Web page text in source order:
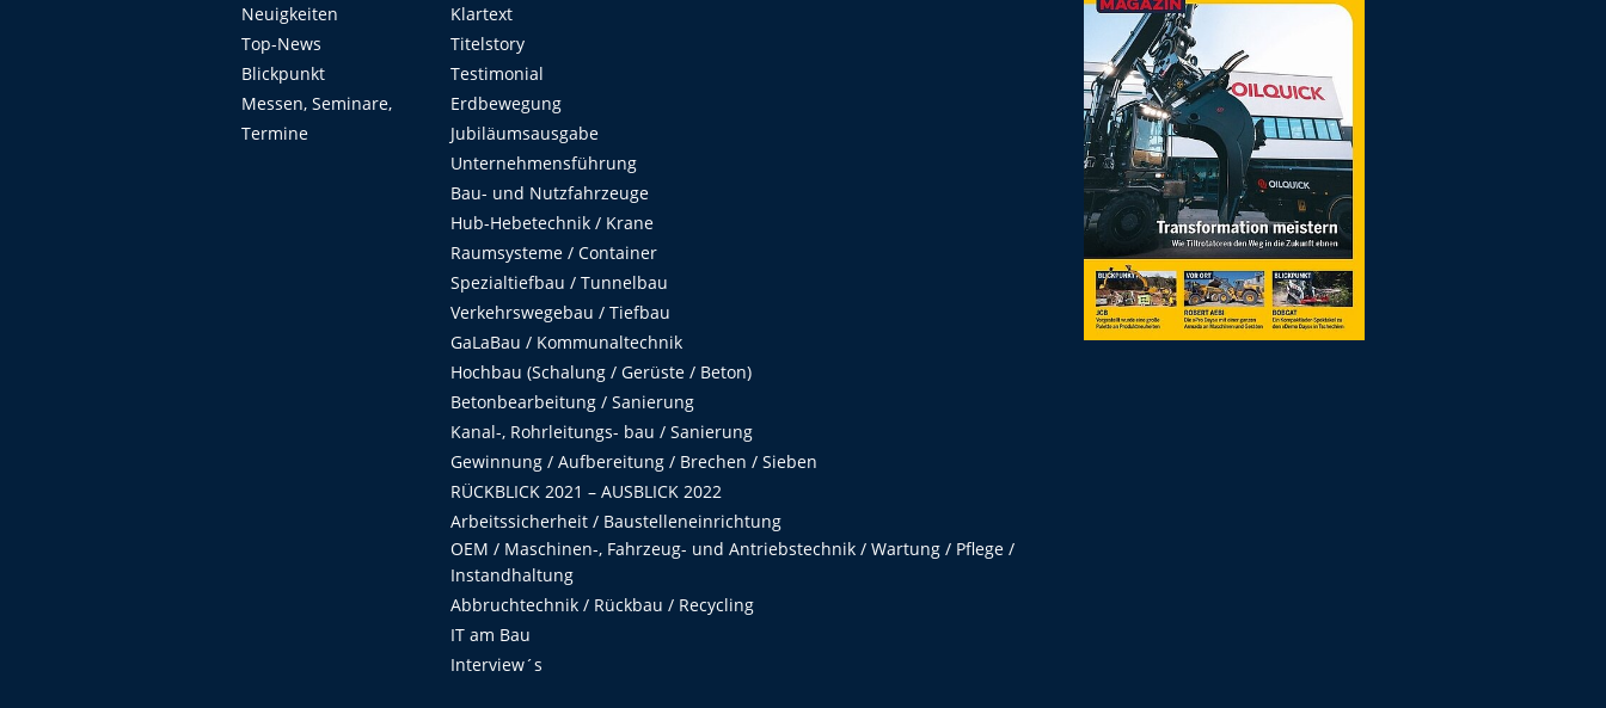
Neuigkeiten
Top-News
Blickpunkt
Messen, Seminare,
Termine
Klartext
Titelstory
Testimonial
Erdbewegung
Jubiläumsausgabe
Unternehmensführung
Bau- und Nutzfahrzeuge
Hub-Hebetechnik / Krane
Raumsysteme / Container
Spezialtiefbau / Tunnelbau
Verkehrswegebau / Tiefbau
GaLaBau / Kommunaltechnik
Hochbau (Schalung / Gerüste / Beton)
Betonbearbeitung / Sanierung
Kanal-, Rohrleitungs- bau / Sanierung
Gewinnung / Aufbereitung / Brechen / Sieben
RÜCKBLICK 2021 – AUSBLICK 2022
Arbeitssicherheit / Baustelleneinrichtung
OEM / Maschinen-, Fahrzeug- und Antriebstechnik / Wartung / Pflege /
Instandhaltung
Abbruchtechnik / Rückbau / Recycling
IT am Bau
Interview´s